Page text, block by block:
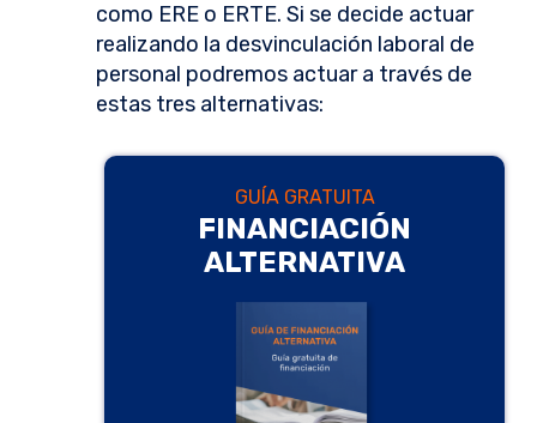
como ERE o ERTE. Si se decide actuar
realizando la desvinculación laboral de
personal podremos actuar a través de
estas tres alternativas:
FINANCIACIÓN
ALTERNATIVA
GUÍA GRATUITA